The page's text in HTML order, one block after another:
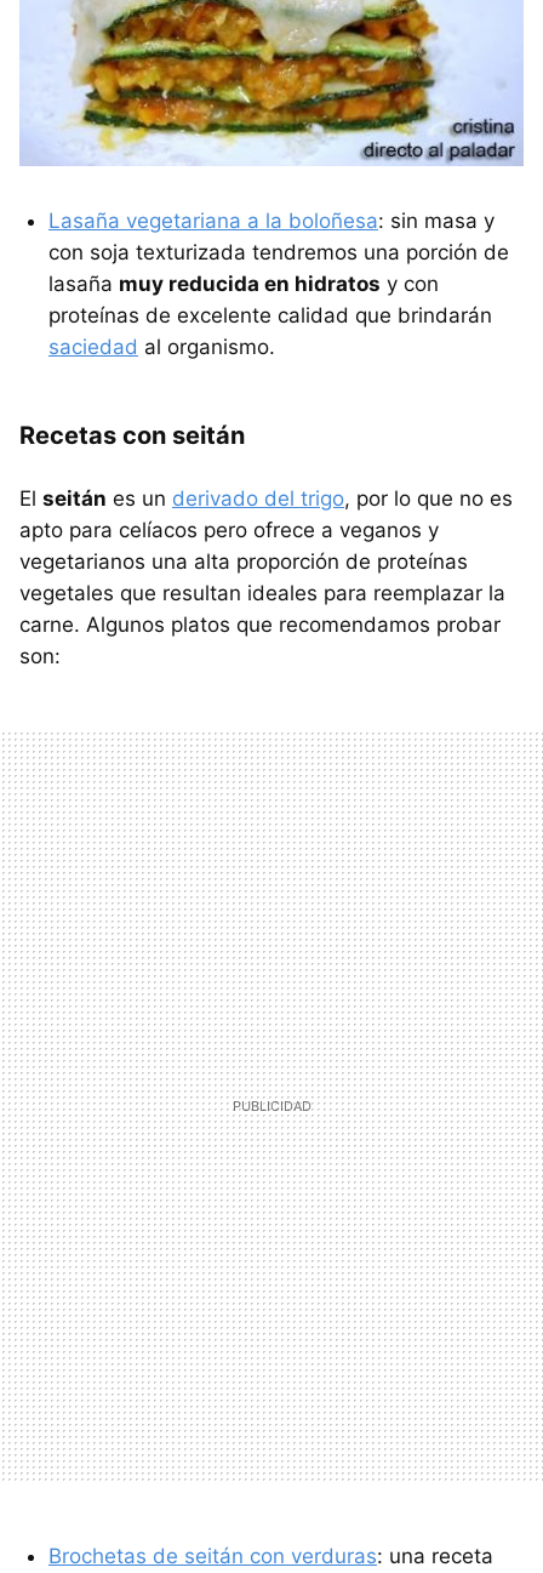
Lasaña vegetariana a la boloñesa: sin masa y
con soja texturizada tendremos una porción de
lasaña muy reducida en hidratos y con
proteínas de excelente calidad que brindarán
saciedad al organismo.
Recetas con seitán
El seitán es un derivado del trigo, por lo que no es
apto para celíacos pero ofrece a veganos y
vegetarianos una alta proporción de proteínas
vegetales que resultan ideales para reemplazar la
carne. Algunos platos que recomendamos probar
son:
Brochetas de seitán con verduras: una receta